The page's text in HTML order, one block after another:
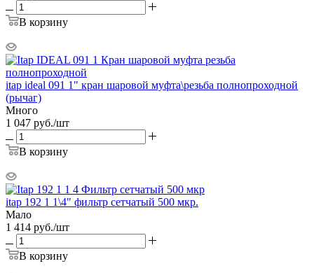
В корзину
itap ideal 091 1" кран шаровой муфта\резьба полнопроходной
(рычаг)
Много
1 047 руб./шт
В корзину
itap 192 1 1\4" фильтр сетчатый 500 мкр.
Мало
1 414 руб./шт
В корзину